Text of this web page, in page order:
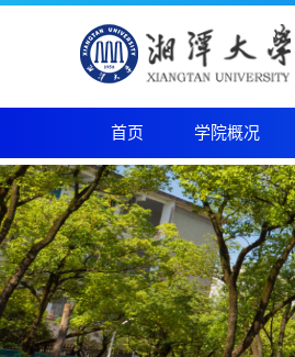
首页 学院概况